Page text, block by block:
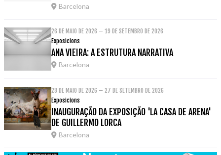
Barcelona
26 DE MAIO DE 2026 – 19 DE SETEMBRO DE 2026
Exposicions
ANA VIEIRA: A ESTRUTURA NARRATIVA
Barcelona
28 DE MAIO DE 2026 – 27 DE SETEMBRO DE 2026
Exposicions
INAUGURAÇÃO DA EXPOSIÇÃO 'LA CASA DE ARENA'
DE GUILLERMO LORCA
Barcelona